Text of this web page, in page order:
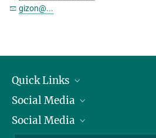
gizon@...
Quick Links
Präsident
Zahlen und Fakten
Social Media
Bluesky
Social Media